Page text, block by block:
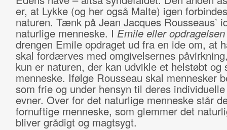
er, at Lykke (og her også Malte) igen
naturen. Tænk på Jean Jacques Rousseaus’
naturlige menneske. I Emile eller
drengen Emile opdraget ud fra en ide om, at
skal fordærves med omgivelsernes
kun er naturen, der kan udvikle et helstøbt og
menneske. Ifølge Rousseau skal mennesker
som frie og under hensyn til deres
evner. Over for det naturlige menneske står
fornuftige menneske, som glemmer det
bliver grådigt og magtsygt.